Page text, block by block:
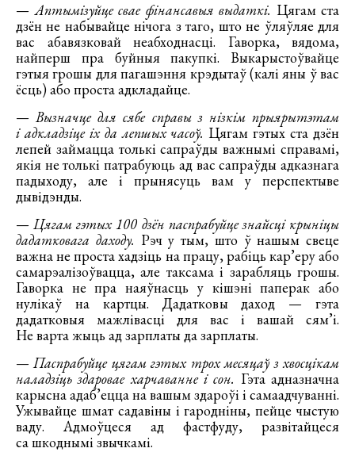
—Аптымізуйце свае фінансавыя выдаткі. Цягам ста
дзён не набывайце нічога з таго, што не ўляўляе для
вас абавязковай неабходнасці. Гаворка, вядома,
найперш пра буйныя пакупкі. Выкарыстоўвайце
гэтыя грошы для пагашэння крэдытаў (калі яны ў вас
ёсць) або проста адкладайце.
—Вызначце для сябе справы з нізкім прыярытэтам
і адкладзіце іх да лепшых часоў. Цягам гэтых ста дзён
лепей займацца толькі сапраўды важнымі справамі,
якія не толькі патрабуюць ад вас сапраўды адказнага
падыходу, але і прынясуць вам у перспектыве
дывідэнды.
— Цягам гэтых 100 дзён паспрабуйце знайсці крыніцы
дадатковага даходу. Рэч у тым, што ў нашым свеце
важна не проста хадзіць на працу, рабіць кар’еру або
самарэалізоўвацца, але таксама і зарабляць грошы.
Гаворка не пра наяўнасць у кішэні паперак або
нулікаў на картцы. Дадатковы даход — гэта
дадатковыя мажлівасці для вас і вашай сям’і.
Не варта жыць ад зарплаты да зарплаты.
—Паспрабуйце цягам гэтых трох месяцаў з хвосцікам
наладзіць здаровае харчаванне і сон. Гэта адназначна
карысна адаб’ецца на вашым здароўі і самаадчуванні.
Ужывайце шмат садавіны і гародніны, пейце чыстую
ваду. Адмоўцеся ад фастфуду, развітайцеся
са шкоднымі звычкамі.